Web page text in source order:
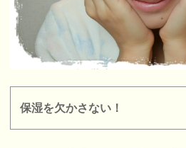
保湿を欠かさない！